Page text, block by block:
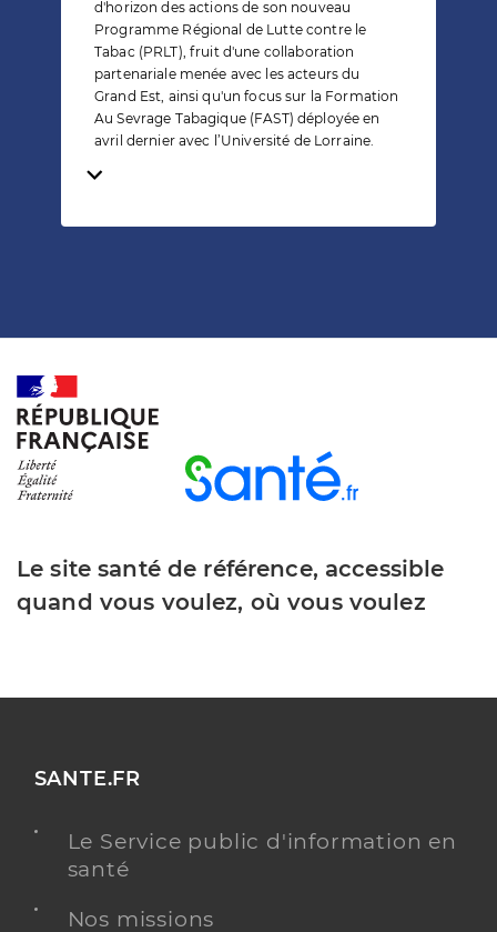
d'horizon des actions de son nouveau
Programme Régional de Lutte contre le
Tabac (PRLT), fruit d'une collaboration
partenariale menée avec les acteurs du
Grand Est, ainsi qu'un focus sur la Formation
Au Sevrage Tabagique (FAST) déployée en
avril dernier avec l’Université de Lorraine.
Temps de lecture
Le site santé de référence, accessible
quand vous voulez, où vous voulez
SANTE.FR
Le Service public d'information en
santé
Nos missions